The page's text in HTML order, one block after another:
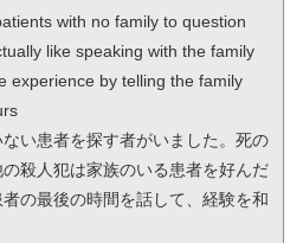
with no family to question
like speaking with the family
experience by telling the family
い患者を探す者がいました。死の
殺人犯は家族のいる患者を好んだ
の最後の時間を話して、経験を和